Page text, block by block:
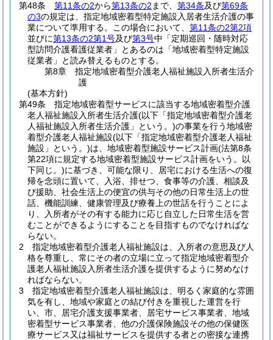
第48条
第11条の2から第13条の2 まで、 第34条及び第69条
の3の規定は、指定地域密着型特定施設入居者生活介護の事
業について準用する。
この場合において、 第11条の2第2項
並びに第13条の2第1号及び第3号中「定期巡回・随時対応
型訪問介護看護従業者」とあるのは「地域密着型特定施設
従業者」と読み替えるものとする。
第8章
指定地域密着型介護老人福祉施設入所者生活介
護
(基本方針)
第49条
指定地域密着型サービスに該当する地域密着型介護
老人福祉施設入所者生活介護(以下「指定地域密着型介護老
人福祉施設入所者生活介護」という。)の事業を行う地域密
着型介護老人福祉施設(以下「指定地域密着型介護老人福祉
施設」という。)は、地域密着型施設サービス計画(法第8条
第22項に規定する地域密着型施設サービス計画をいう。以
下同じ。)に基づき、可能な限り、居宅における生活への復
帰を念頭に置いて、入浴、排せつ、食事等の介護、相談及
び援助、社会生活上の便宜の供与その他の日常生活上の世
話、機能訓練、健康管理及び療養上の世話を行うことによ
り、入所者がその有する能力に応じ自立した日常生活を営
むことができるようにすることを目指すものでなければな
らない。
2
指定地域密着型介護老人福祉施設は、入所者の意思及び人
格を尊重し、常にその者の立場に立って指定地域密着型介
護老人福祉施設入所者生活介護を提供するように努めなけ
ればならない。
3
指定地域密着型介護老人福祉施設は、明るく家庭的な雰囲
気を有し、地域や家庭との結び付きを重視した運営を行
い、市、居宅介護支援事業者、居宅サービス事業者、地域
密着型サービス事業者、他の介護保険施設その他の保健医
療サービス又は福祉サービスを提供する者との密接な連携